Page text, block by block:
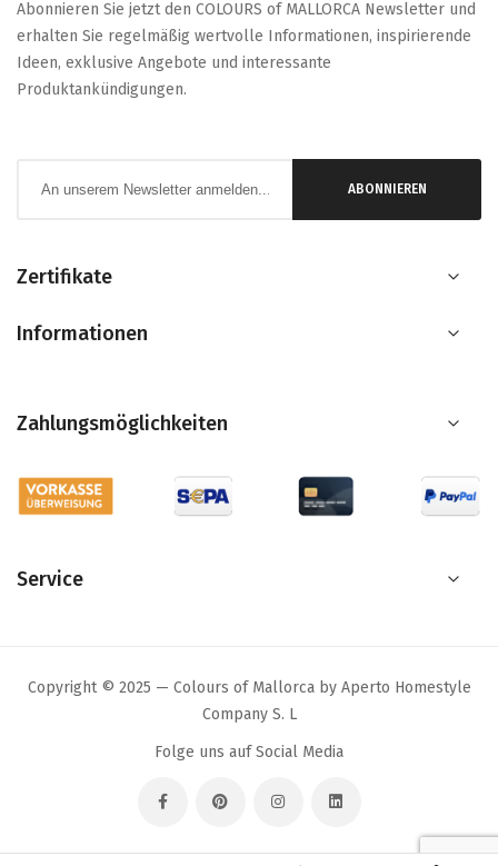
Abonnieren Sie jetzt den COLOURS of MALLORCA Newsletter und
erhalten Sie regelmäßig wertvolle Informationen, inspirierende
Ideen, exklusive Angebote und interessante
Produktankündigungen.
ABONNIEREN
Zertifikate
Informationen
Zahlungsmöglichkeiten
Service
Copyright © 2025 — Colours of Mallorca by Aperto Homestyle
Company S. L
Folge uns auf Social Media